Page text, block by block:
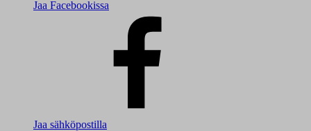
Jaa Facebookissa
Jaa sähköpostilla